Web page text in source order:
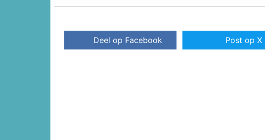
Deel op Facebook Post op X